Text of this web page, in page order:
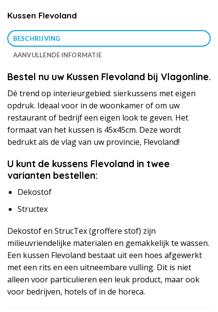
Kussen Flevoland
BESCHRIJVING
AANVULLENDE INFORMATIE
Bestel nu uw Kussen Flevoland bij Vlagonline.
Dé trend op interieurgebied: sierkussens met eigen
opdruk. Ideaal voor in de woonkamer of om uw
restaurant of bedrijf een eigen look te geven. Het
formaat van het kussen is 45x45cm. Deze wordt
bedrukt als de vlag van uw provincie, Flevoland!
U kunt de kussens Flevoland in twee
varianten bestellen:
Dekostof
Structex
Dekostof en StrucTex (groffere stof) zijn
milieuvriendelijke materialen en gemakkelijk te wassen.
Een kussen Flevoland bestaat uit een hoes afgewerkt
met een rits en een uitneembare vulling. Dit is niet
alleen voor particulieren een leuk product, maar ook
voor bedrijven, hotels of in de horeca.